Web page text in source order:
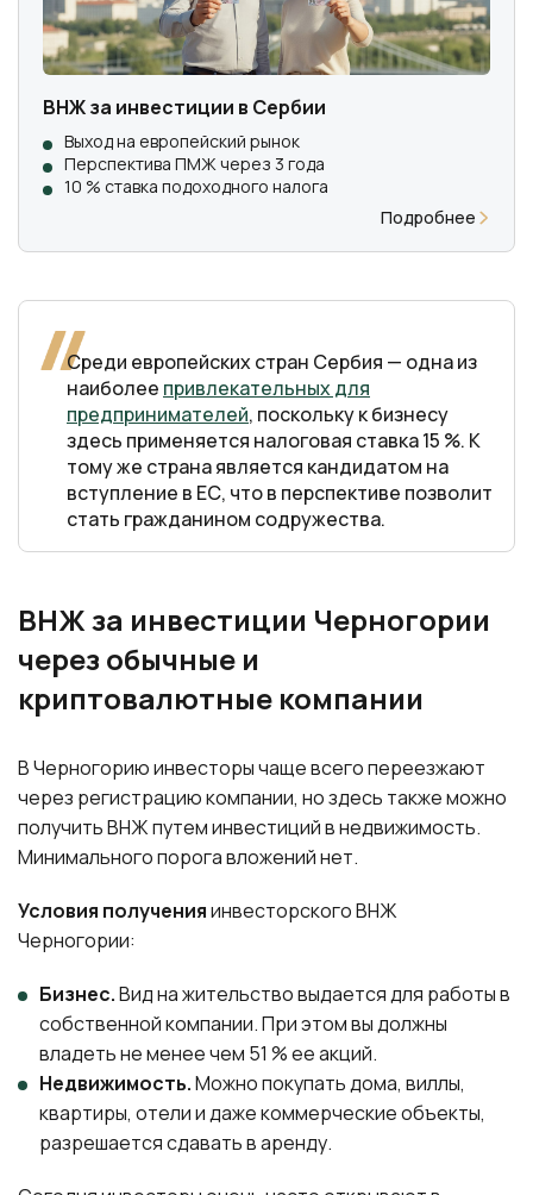
ВНЖ за инвестиции в Сербии
Выход на европейский рынок
Перспектива ПМЖ через 3 года
10 % ставка подоходного налога
Подробнее
Среди европейских стран Сербия — одна из
наиболее привлекательных для
предпринимателей, поскольку к бизнесу
здесь применяется налоговая ставка 15 %. К
тому же страна является кандидатом на
вступление в ЕС, что в перспективе позволит
стать гражданином содружества.
ВНЖ за инвестиции Черногории
через обычные и
криптовалютные компании
В Черногорию инвесторы чаще всего переезжают
через регистрацию компании, но здесь также можно
получить ВНЖ путем инвестиций в недвижимость.
Минимального порога вложений нет.
Условия полученияинвесторского ВНЖ
Черногории:
Бизнес.Вид на жительство выдается для работы в
собственной компании. При этом вы должны
владеть не менее чем 51 % ее акций.
Недвижимость.Можно покупать дома, виллы,
квартиры, отели и даже коммерческие объекты,
разрешается сдавать в аренду.